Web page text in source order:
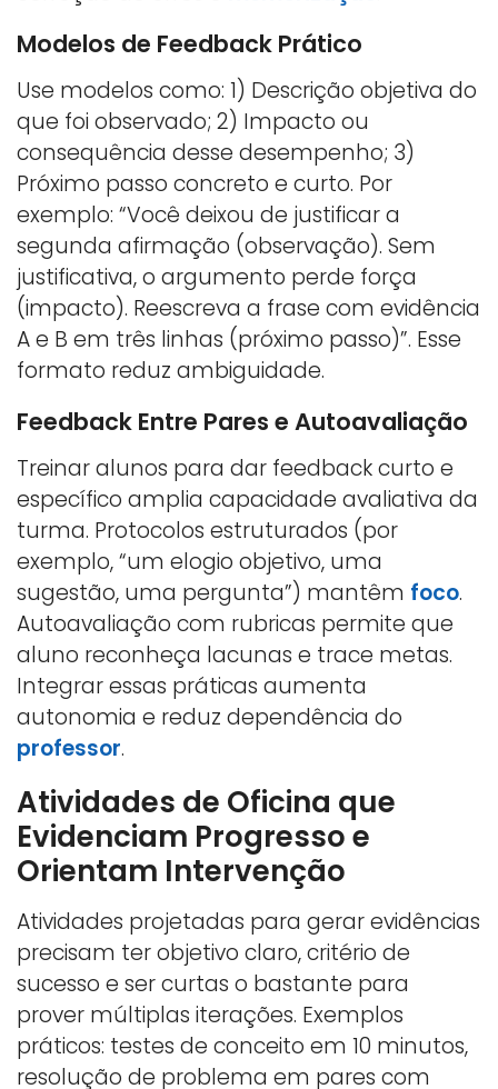
Modelos de Feedback Prático
Use modelos como: 1) Descrição objetiva do
que foi observado; 2) Impacto ou
consequência desse desempenho; 3)
Próximo passo concreto e curto. Por
exemplo: “Você deixou de justificar a
segunda afirmação (observação). Sem
justificativa, o argumento perde força
(impacto). Reescreva a frase com evidência
A e B em três linhas (próximo passo)”. Esse
formato reduz ambiguidade.
Feedback Entre Pares e Autoavaliação
Treinar alunos para dar feedback curto e
específico amplia capacidade avaliativa da
turma. Protocolos estruturados (por
exemplo, “um elogio objetivo, uma
sugestão, uma pergunta”) mantêm foco.
Autoavaliação com rubricas permite que
aluno reconheça lacunas e trace metas.
Integrar essas práticas aumenta
autonomia e reduz dependência do
professor.
Atividades de Oficina que
Evidenciam Progresso e
Orientam Intervenção
Atividades projetadas para gerar evidências
precisam ter objetivo claro, critério de
sucesso e ser curtas o bastante para
prover múltiplas iterações. Exemplos
práticos: testes de conceito em 10 minutos,
resolução de problema em pares com